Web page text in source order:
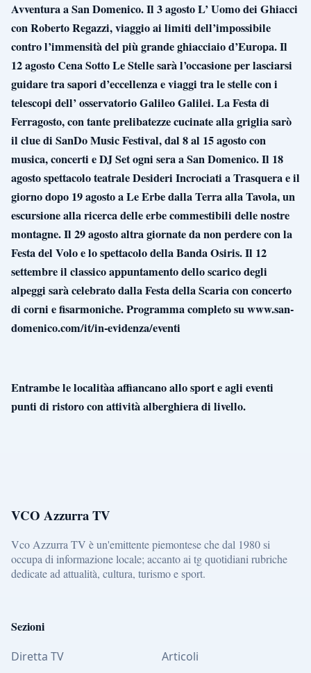
Avventura a San Domenico. Il 3 agosto L’ Uomo dei Ghiacci
con Roberto Regazzi, viaggio ai limiti dell’impossibile
contro l’immensità del più grande ghiacciaio d’Europa. Il
12 agosto Cena Sotto Le Stelle sarà l’occasione per lasciarsi
guidare tra sapori d’eccellenza e viaggi tra le stelle con i
telescopi dell’ osservatorio Galileo Galilei. La Festa di
Ferragosto, con tante prelibatezze cucinate alla griglia sarò
il clue di SanDo Music Festival, dal 8 al 15 agosto con
musica, concerti e DJ Set ogni sera a San Domenico. Il 18
agosto spettacolo teatrale Desideri Incrociati a Trasquera e il
giorno dopo 19 agosto a Le Erbe dalla Terra alla Tavola, un
escursione alla ricerca delle erbe commestibili delle nostre
montagne. Il 29 agosto altra giornate da non perdere con la
Festa del Volo e lo spettacolo della Banda Osiris. Il 12
settembre il classico appuntamento dello scarico degli
alpeggi sarà celebrato dalla Festa della Scaria con concerto
di corni e fisarmoniche. Programma completo su www.san-
domenico.com/it/in-evidenza/eventi
Entrambe le localitàa affiancano allo sport e agli eventi
punti di ristoro con attività alberghiera di livello.
VCO Azzurra TV
Vco Azzurra TV è un'emittente piemontese che dal 1980 si
occupa di informazione locale; accanto ai tg quotidiani rubriche
dedicate ad attualità, cultura, turismo e sport.
Sezioni
Diretta TV Articoli